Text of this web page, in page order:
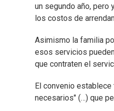
un segundo año,
los costos de
Asimismo la familia
esos servicios
que contraten el
El convenio
necesarios" (…) que